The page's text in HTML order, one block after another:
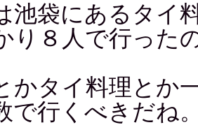
池袋にあるタイ
り８人で行った
かタイ料理とか
で行くべきだね